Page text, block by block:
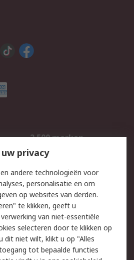
2.500 merken
Inkoopoplossingen
Email veiligheid
Websitevoorwaarden
privacy
andere technologieën voor
personalisatie en om
op websites van derden.
te klikken, geeft u
van niet-essentiële
selecteren door te klikken op
dit niet wilt, klikt u op "Alles
tot bepaalde functies